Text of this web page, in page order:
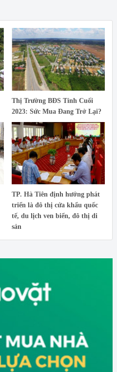
Thị Trường BĐS Tỉnh Cuối
2023: Sức Mua Đang Trở Lại?
TP. Hà Tiên định hướng phát
triển là đô thị cửa khẩu quốc
tế, du lịch ven biển, đô thị di
sản